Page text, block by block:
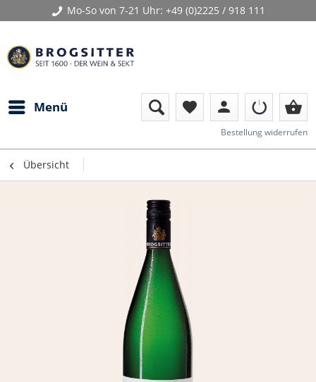
Mo-So von 7-21 Uhr: +49 (0)2225 / 918 111
Menü favorite person shopping_basket
Bestellung widerrufen
Übersicht